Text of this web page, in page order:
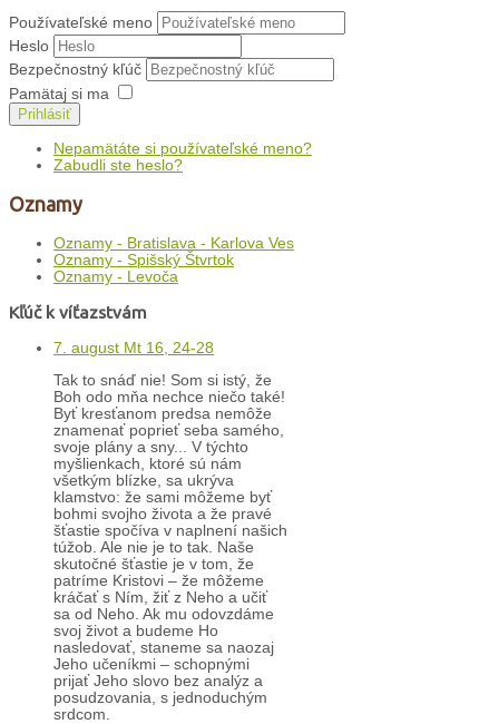
Používateľské meno
Heslo
Bezpečnostný kľúč
Pamätaj si ma
Prihlásiť
Nepamätáte si používateľské meno?
Zabudli ste heslo?
Oznamy
Oznamy - Bratislava - Karlova Ves
Oznamy - Spišský Štvrtok
Oznamy - Levoča
Kľúč k víťazstvám
7. august Mt 16, 24-28
Tak to snáď nie! Som si istý, že
Boh odo mňa nechce niečo také!
Byť kresťanom predsa nemôže
znamenať poprieť seba samého,
svoje plány a sny... V týchto
myšlienkach, ktoré sú nám
všetkým blízke, sa ukrýva
klamstvo: že sami môžeme byť
bohmi svojho života a že pravé
šťastie spočíva v naplnení našich
túžob. Ale nie je to tak. Naše
skutočné šťastie je v tom, že
patríme Kristovi – že môžeme
kráčať s Ním, žiť z Neho a učiť
sa od Neho. Ak mu odovzdáme
svoj život a budeme Ho
nasledovať, staneme sa naozaj
Jeho učeníkmi – schopnými
prijať Jeho slovo bez analýz a
posudzovania, s jednoduchým
srdcom.